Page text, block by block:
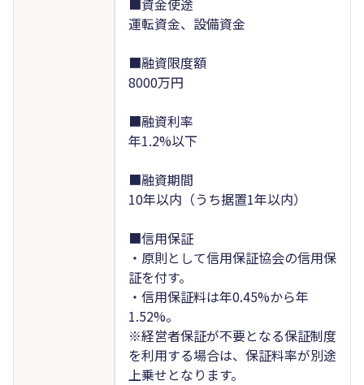
運転資金、設備資金
■融資限度額
8000万円
■融資利率
年1.2%以下
■融資期間
10年以内（うち据置1年以内）
■信用保証
・原則として信用保証協会の信用保
証を付す。
・信用保証料は年0.45%から年
1.52%。
※経営者保証が不要となる保証制度
を利用する場合は、保証料率が別途
上乗せとなります。